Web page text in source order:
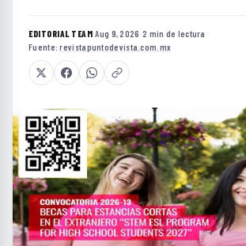
EDITORIAL TEAM·Aug 9, 2026 ·2 min de lectura ·
Fuente:revistapuntodevista.com.mx